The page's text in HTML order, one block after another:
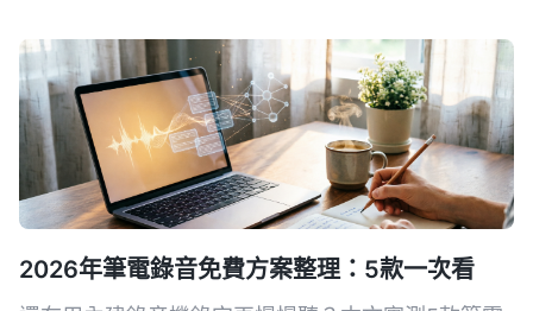
2026年筆電錄音免費方案整理：5款一次看